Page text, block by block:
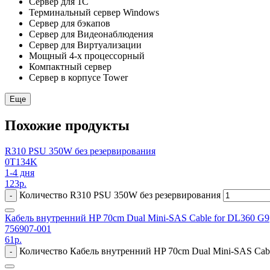
Терминальный сервер Windows
Сервер для бэкапов
Сервер для Видеонаблюдения
Сервер для Виртуализации
Мощный 4-х процессорный
Компактный сервер
Сервер в корпусе Tower
Еще
Похожие продукты
R310 PSU 350W без резервирования
0T134K
1-4 дня
123р.
- Количество R310 PSU 350W без резервирования
Кабель внутренний HP 70cm Dual Mini-SAS Cable for DL360 G9
756907-001
61р.
- Количество Кабель внутренний HP 70cm Dual Mini-SAS